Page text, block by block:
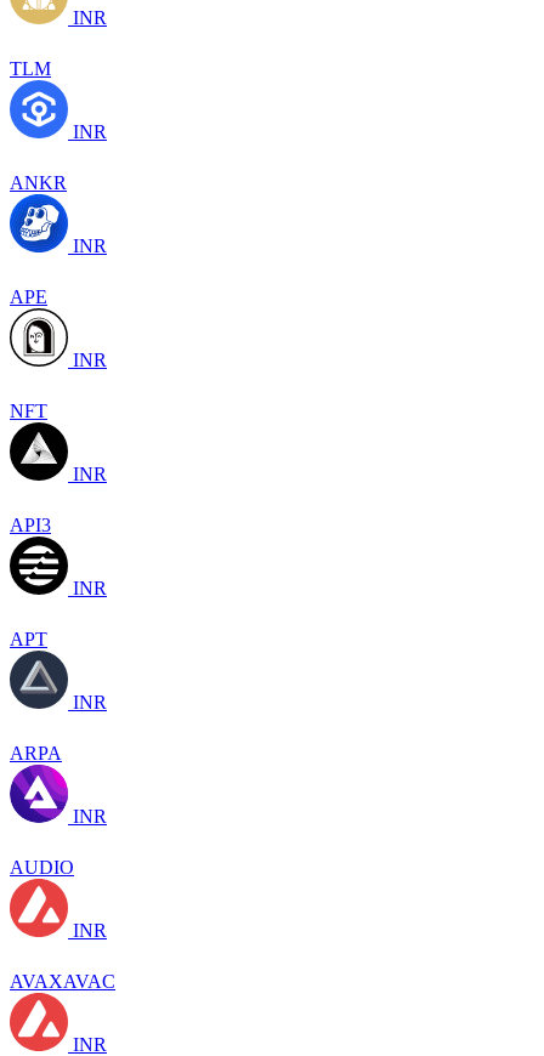
INR
TLM
INR
ANKR
INR
APE
INR
NFT
INR
API3
INR
APT
INR
ARPA
INR
AUDIO
INR
AVAXAVAC
INR